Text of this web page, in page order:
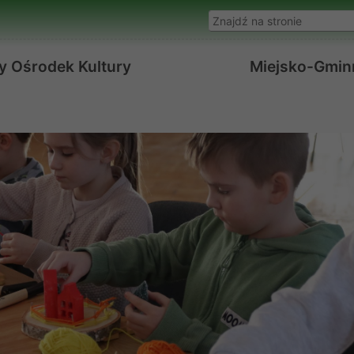
Wyszukaj w serwisie
Ośrodek Kultury
Miejsko-